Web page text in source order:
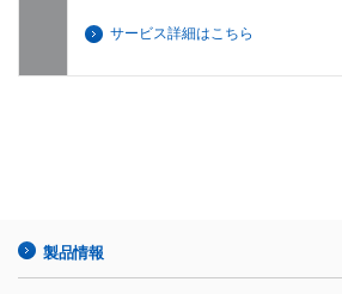
サービス詳細はこちら
製品情報